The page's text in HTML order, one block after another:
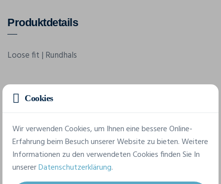
Produktdetails
Loose fit | Rundhals
Merkmale
Marke
Build Your Brand
Referenz
Cookies
Wir verwenden Cookies, um Ihnen eine bessere Online-
Erfahrung beim Besuch unserer Website zu bieten. Weitere
Informationen zu den verwendeten Cookies finden Sie In
unsererDatenschutzerklärung.